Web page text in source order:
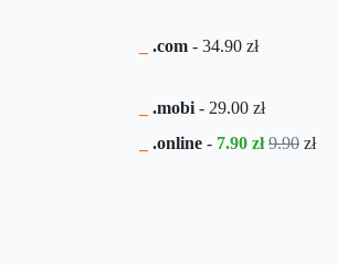
.com - 34.90 zł
.mobi - 29.00 zł
.online - 7.90 zł 9.90 zł